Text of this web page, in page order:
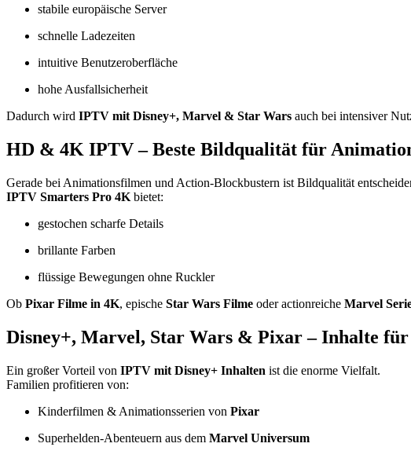
stabile europäische Server
schnelle Ladezeiten
intuitive Benutzeroberfläche
hohe Ausfallsicherheit
Dadurch wird IPTV mit Disney+, Marvel & Star Wars auch bei intensiver
HD & 4K IPTV – Beste Bildqualität für
Gerade bei Animationsfilmen und Action-Blockbustern ist Bildqualität
IPTV Smarters Pro 4K bietet:
gestochen scharfe Details
brillante Farben
flüssige Bewegungen ohne Ruckler
Ob Pixar Filme in 4K, epische Star Wars Filme oder actionreiche Marvel
Disney+, Marvel, Star Wars & Pixar – Inhalte
Ein großer Vorteil von IPTV mit Disney+ Inhalten ist die enorme Vielfalt.
Familien profitieren von:
Kinderfilmen & Animationsserien von Pixar
Superhelden-Abenteuern aus dem Marvel Universum